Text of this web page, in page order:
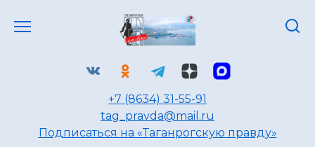
+7 (8634) 31-55-91
tag_pravda@mail.ru
Подписаться на «Таганрогскую правду»